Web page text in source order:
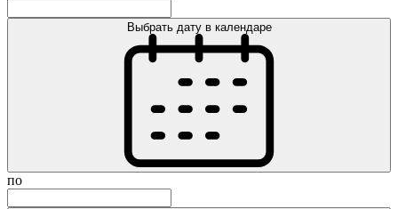
Выбрать дату в календаре
по